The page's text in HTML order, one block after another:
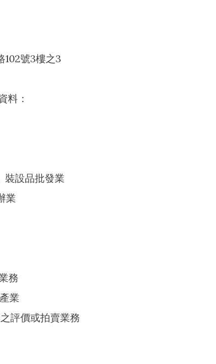
102號3樓之3
料：
裝設品批發業
業
務
業
評價或拍賣業務